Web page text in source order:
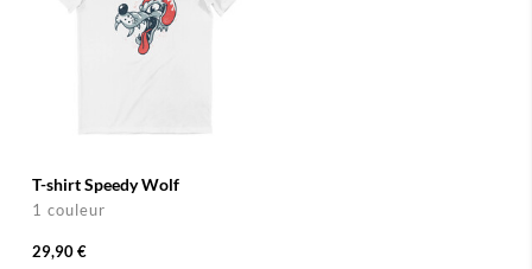
T-shirt Speedy Wolf
1 couleur
29,90 €